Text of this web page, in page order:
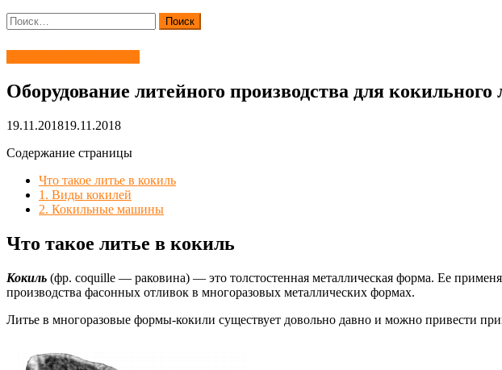
Найти:
Оборудование литейного производства для кокильного
19.11.201819.11.2018
Содержание страницы
Что такое литье в кокиль
1. Виды кокилей
2. Кокильные машины
Что такое литье в кокиль
Кокиль (фр. coquille — раковина) — это толстостенная металлическая форма. Ее
производства фасонных отливок в многоразовых металлических формах.
Литье в многоразовые формы-кокили существует довольно давно и можно привести